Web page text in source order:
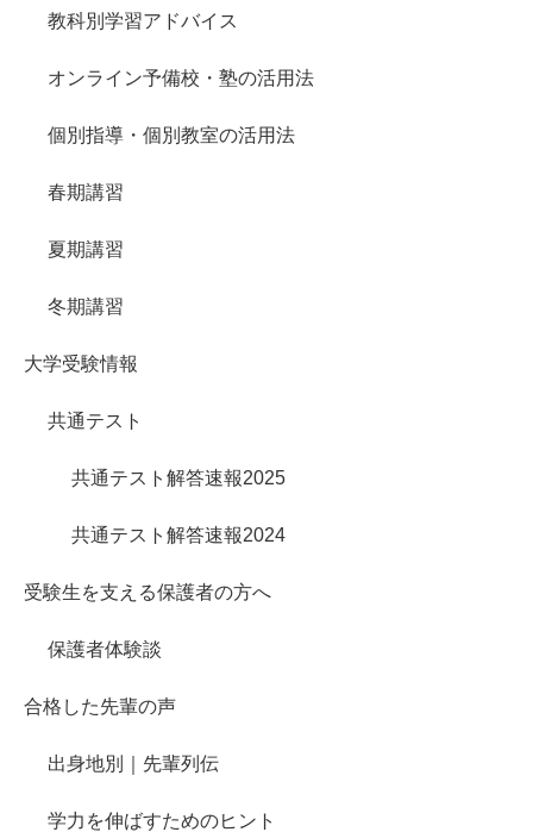
教科別学習アドバイス
オンライン予備校・塾の活用法
個別指導・個別教室の活用法
春期講習
夏期講習
冬期講習
大学受験情報
共通テスト
共通テスト解答速報2025
共通テスト解答速報2024
受験生を支える保護者の方へ
保護者体験談
合格した先輩の声
出身地別｜先輩列伝
学力を伸ばすためのヒント